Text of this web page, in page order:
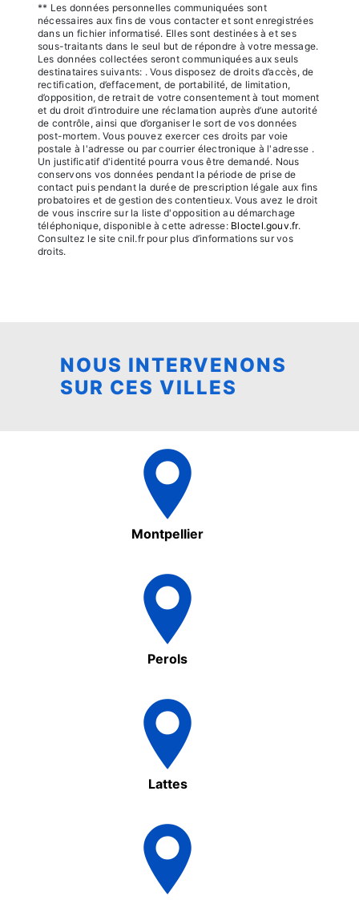
** Les données personnelles communiquées sont
nécessaires aux fins de vous contacter et sont enregistrées
dans un fichier informatisé. Elles sont destinées à et ses
sous-traitants dans le seul but de répondre à votre message.
Les données collectées seront communiquées aux seuls
destinataires suivants: . Vous disposez de droits d’accès, de
rectification, d’effacement, de portabilité, de limitation,
d’opposition, de retrait de votre consentement à tout moment
et du droit d’introduire une réclamation auprès d’une autorité
de contrôle, ainsi que d’organiser le sort de vos données
post-mortem. Vous pouvez exercer ces droits par voie
postale à l'adresse ou par courrier électronique à l'adresse .
Un justificatif d'identité pourra vous être demandé. Nous
conservons vos données pendant la période de prise de
contact puis pendant la durée de prescription légale aux fins
probatoires et de gestion des contentieux. Vous avez le droit
de vous inscrire sur la liste d'opposition au démarchage
téléphonique, disponible à cette adresse: Bloctel.gouv.fr.
Consultez le site cnil.fr pour plus d’informations sur vos
droits.
NOUS INTERVENONS
SUR CES VILLES
Montpellier
Perols
Lattes